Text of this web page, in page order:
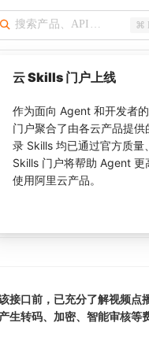
⌘
SDK 示例 CLI 示例
Toolkit 了解更多
提供 Agent 插件、技能、
力。通过 alibabacloud-agent-toolkit-
aliyun/alibabacloud-
接口前，已充分了解视频点
生转码、加密、智能审核等
云 Skills 门户上线
作为面向 Agent 和开发者
门户聚合了由各云产品提
录 Skills 均已通过官方质量
Skills 门户将帮助 Agent 更
使用阿里云产品。